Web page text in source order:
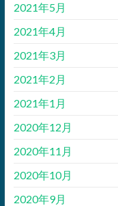
2021年5月
2021年4月
2021年3月
2021年2月
2021年1月
2020年12月
2020年11月
2020年10月
2020年9月